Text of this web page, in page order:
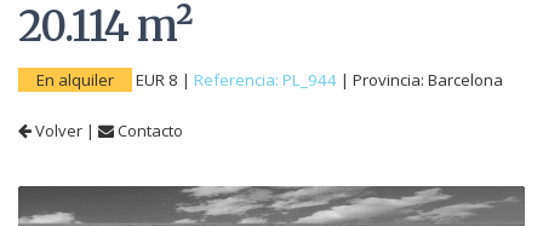
20.114 m²
En alquiler EUR 8 | Referencia: PL_944 | Provincia: Barcelona
Volver | Contacto